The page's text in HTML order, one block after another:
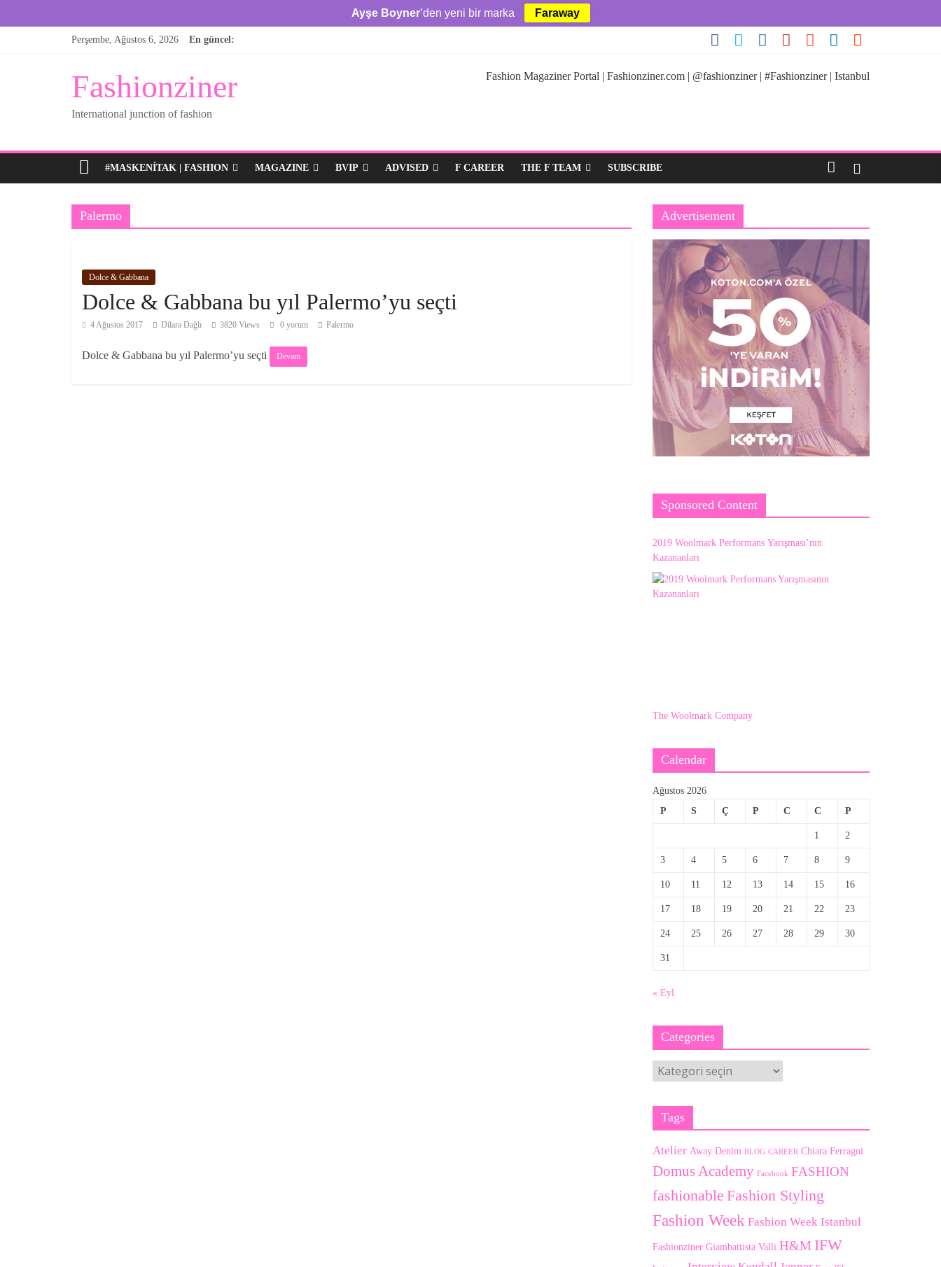
Perşembe, Ağustos 6, 2026 En güncel:
Fashionziner
International junction of fashion
Fashion Magaziner Portal | Fashionziner.com | @fashionziner | #Fashionziner | Istanbul
#MASKENITAK | FASHION MAGAZINE BVIP ADVISED F CAREER THE F TEAM SUBSCRIBE
Palermo
Dolce & Gabbana
Dolce & Gabbana bu yıl Palermo’yu seçti
4 Ağustos 2017 Dilara Dağlı 3820 Views 0 yorum Palermo
Dolce & Gabbana bu yıl Palermo’yu seçti Devam
Advertisement
Sponsored Content
2019 Woolmark Performans Yarışması’nın
Kazananları
The Woolmark Company
Calendar
Ağustos 2026
P
S Ç P C C P
1 2
3 4 5 6 7 8 9
10 11 12 13 14 15 16
17 18 19 20 21 22 23
24 25 26 27 28 29 30
31
« Eyl
Categories
Categories
Tags
Atelier Away Denim BLOG CAREER Chiara Ferragni
Domus Academy Facebook FASHION
fashionable Fashion Styling
Fashion Week Fashion Week Istanbul
Fashionziner Giambattista Valli H&M IFW
Ayşe Boyner’den yeni bir marka Faraway